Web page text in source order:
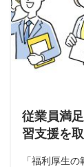
従業員満
習支援を
「福利厚生